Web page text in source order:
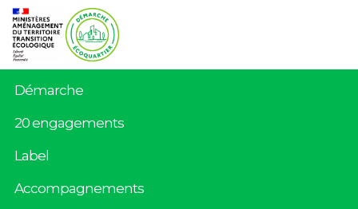
Démarche
20 engagements
Label
Accompagnements